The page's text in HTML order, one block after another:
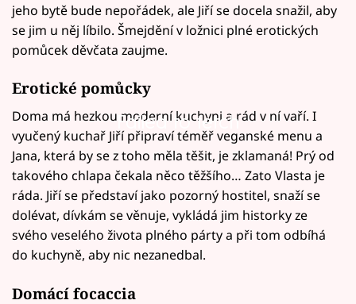
jeho bytě bude nepořádek, ale Jiří se docela snažil, aby
se jim u něj líbilo. Šmejdění v ložnici plné erotických
pomůcek děvčata zaujme.
Erotické pomůcky
Failed to fetch
Doma má hezkou moderní kuchyni a rád v ní vaří. I
vyučený kuchař Jiří připraví téměř veganské menu a
Jana, která by se z toho měla těšit, je zklamaná! Prý od
takového chlapa čekala něco těžšího… Zato Vlasta je
ráda. Jiří se představí jako pozorný hostitel, snaží se
dolévat, dívkám se věnuje, vykládá jim historky ze
svého veselého života plného párty a při tom odbíhá
do kuchyně, aby nic nezanedbal.
Domácí focaccia